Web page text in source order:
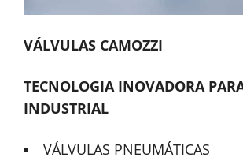
VÁLVULAS CAMOZZI
TECNOLOGIA INOVADORA
INDUSTRIAL
VÁLVULAS PNEUMÁTICAS